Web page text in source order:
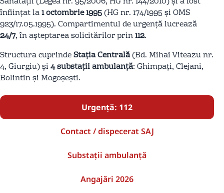
înființat la1 octombrie 1995(HG nr. 174/1995 și OMS
923/17.05.1995). Compartimentul de urgență lucrează
24/7, în așteptarea solicitărilor prin112.
Structura cuprindeStația Centrală(Bd. Mihai Viteazu nr.
4, Giurgiu) și4 substații ambulanță: Ghimpați, Clejani,
Bolintin și Mogoșești.
Urgență: 112
Contact / dispecerat SAJ
Substații ambulanță
Angajări 2026